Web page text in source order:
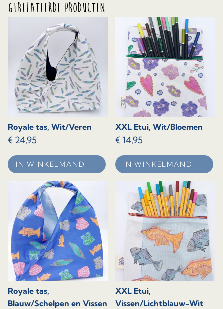
Gerelateerde producten
Royale tas, Wit/Veren
€ 24,95
IN WINKELMAND
XXL Etui, Wit/Bloemen
€ 14,95
IN WINKELMAND
Royale tas,
Blauw/Schelpen en Vissen
XXL Etui,
Vissen/Lichtblauw-Wit